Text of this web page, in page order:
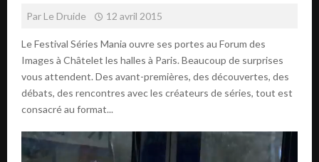
Par Le Druide 12 avril 2015
Le Festival Séries Mania ouvre ses portes au Forum des
Images à Châtelet les halles à Paris. Beaucoup de surprises
vous attendent. Des avant-premières, des découvertes, des
débats, des rencontres avec les créateurs de séries, tout est
consacré au format...